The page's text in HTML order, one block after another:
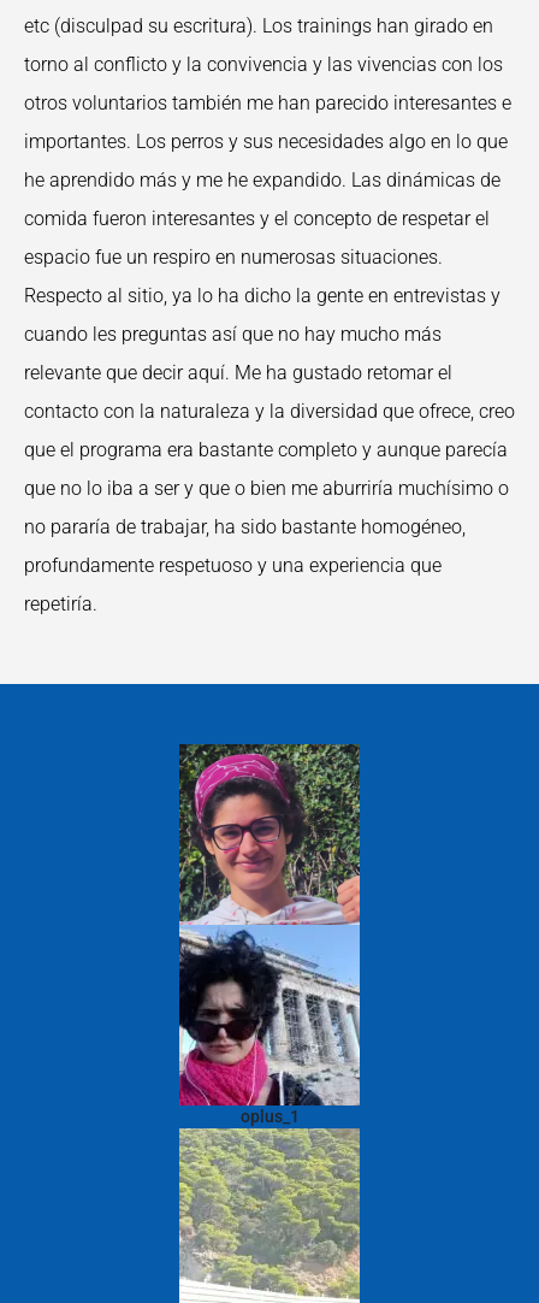
etc (disculpad su escritura). Los trainings han girado en
torno al conflicto y la convivencia y las vivencias con los
otros voluntarios también me han parecido interesantes e
importantes. Los perros y sus necesidades algo en lo que
he aprendido más y me he expandido. Las dinámicas de
comida fueron interesantes y el concepto de respetar el
espacio fue un respiro en numerosas situaciones.
Respecto al sitio, ya lo ha dicho la gente en entrevistas y
cuando les preguntas así que no hay mucho más
relevante que decir aquí. Me ha gustado retomar el
contacto con la naturaleza y la diversidad que ofrece, creo
que el programa era bastante completo y aunque parecía
que no lo iba a ser y que o bien me aburriría muchísimo o
no pararía de trabajar, ha sido bastante homogéneo,
profundamente respetuoso y una experiencia que
repetiría.
oplus_1